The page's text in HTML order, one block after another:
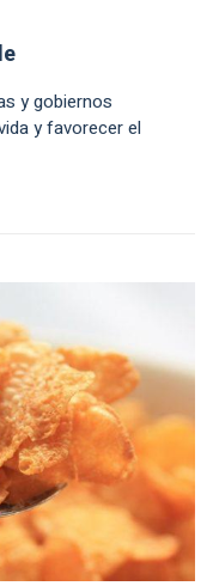
y gobiernos
y favorecer el